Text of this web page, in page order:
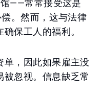
——常常接受这是
。然而，这与法律
保工人的福利。
单，因此如果雇主没
忽视。信息缺乏常